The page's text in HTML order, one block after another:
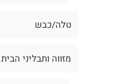
טלה/כבש
מזווה ותבליני הבית